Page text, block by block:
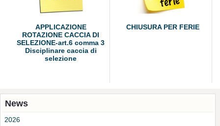
APPLICAZIONE
ROTAZIONE CACCIA DI
SELEZIONE-art.6 comma 3
Disciplinare caccia di
selezione
CHIUSURA PER FERIE
News
2026